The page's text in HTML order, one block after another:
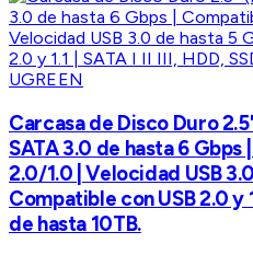
UGREEN
Carcasa de Disco Duro
SATA 3.0 de hasta 6
2.0/1.0 | Velocidad USB
Compatible con USB 2.0 y
de hasta 10TB.